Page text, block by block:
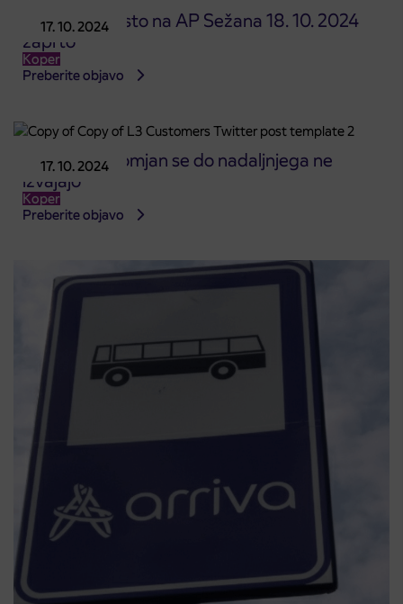
17. 10. 2024
Prodajno mesto na AP Sežana 18. 10. 2024
zaprto
Koper
Preberite objavo
17. 10. 2024
Prevozi za Pomjan se do nadaljnjega ne
izvajajo
Koper
Preberite objavo